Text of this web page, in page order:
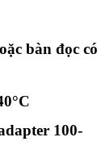
bàn đọc có
100-